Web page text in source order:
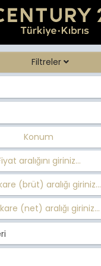
Filtreler
Konum
aralığını giriniz...
(brüt) aralığı giriniz...
(net) aralığı giriniz...